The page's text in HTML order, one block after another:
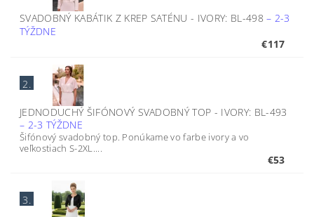
SVADOBNÝ KABÁTIK Z KREP SATÉNU - IVORY: BL-498– 2-3
TÝŽDNE
€117
2.
JEDNODUCHÝ ŠIFÓNOVÝ SVADOBNÝ TOP - IVORY: BL-493
– 2-3 TÝŽDNE
Šifónový svadobný top. Ponúkame vo farbe ivory a vo
veľkostiach S-2XL....
€53
3.